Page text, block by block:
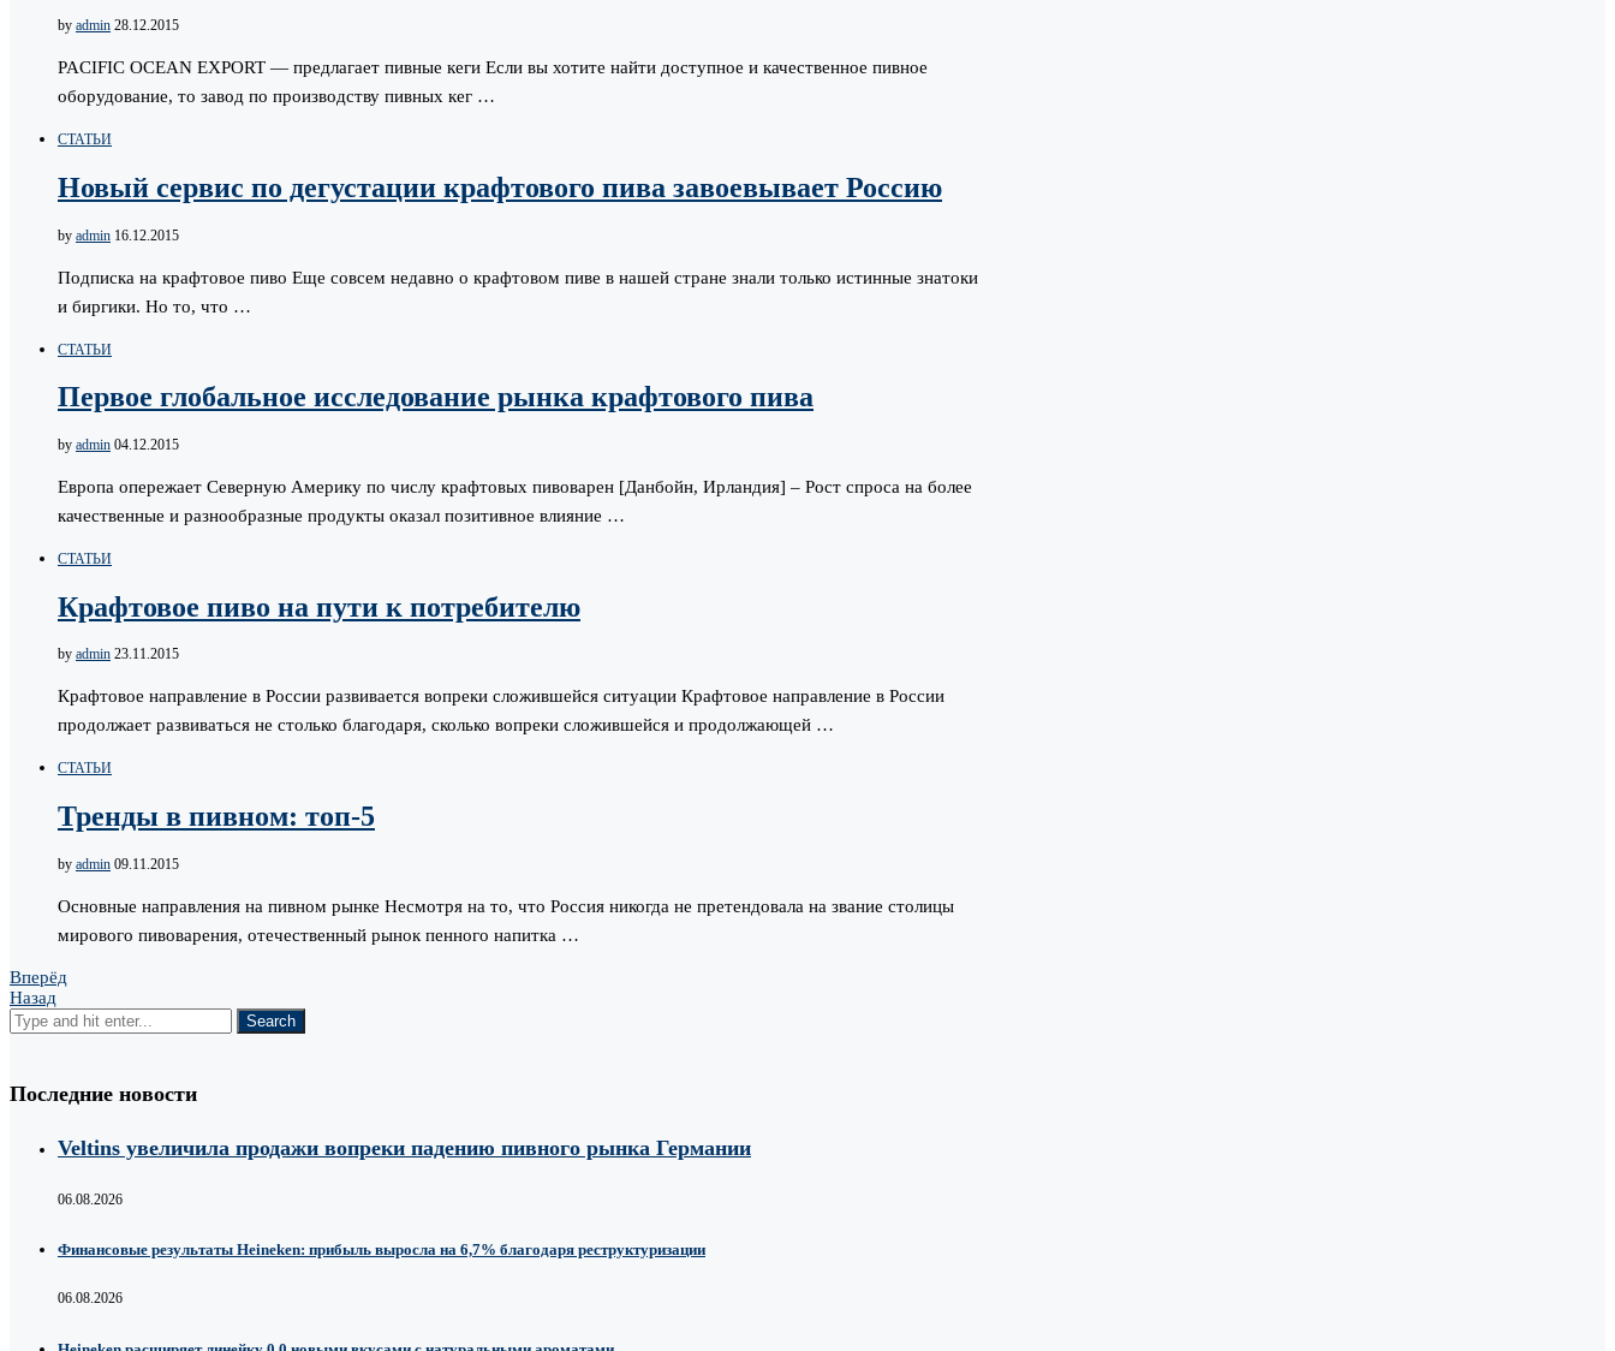
by admin 28.12.2015
PACIFIC OCEAN EXPORT — предлагает пивные кеги Если вы хотите найти доступное и качественное пивное
оборудование, то завод по производству пивных кег …
СТАТЬИ
Новый сервис по дегустации крафтового пива завоевывает Россию
by admin 16.12.2015
Подписка на крафтовое пиво Еще совсем недавно о крафтовом пиве в нашей стране знали только истинные знатоки
и биргики. Но то, что …
СТАТЬИ
Первое глобальное исследование рынка крафтового пива
by admin 04.12.2015
Европа опережает Северную Америку по числу крафтовых пивоварен [Данбойн, Ирландия] – Рост спроса на более
качественные и разнообразные продукты оказал позитивное влияние …
СТАТЬИ
Крафтовое пиво на пути к потребителю
by admin 23.11.2015
Крафтовое направление в России развивается вопреки сложившейся ситуации Крафтовое направление в России
продолжает развиваться не столько благодаря, сколько вопреки сложившейся и продолжающей …
СТАТЬИ
Тренды в пивном: топ-5
by admin 09.11.2015
Основные направления на пивном рынке Несмотря на то, что Россия никогда не претендовала на звание столицы
мирового пивоварения, отечественный рынок пенного напитка …
Вперёд
Назад
Последние новости
Veltins увеличила продажи вопреки падению пивного рынка Германии
06.08.2026
Финансовые результаты Heineken: прибыль выросла на 6,7% благодаря реструктуризации
06.08.2026